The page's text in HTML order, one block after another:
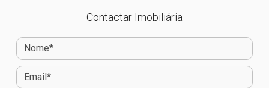
Contactar Imobiliária